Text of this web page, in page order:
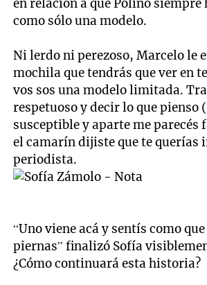
en relación a que Polino siempre
como sólo una modelo.
Ni lerdo ni perezoso, Marcelo le
mochila que tendrás que ver en
vos sos una modelo limitada.
respetuoso y decir lo que pienso
susceptible y aparte me parecés
el camarín dijiste que te querías
periodista.
“Uno viene acá y sentís como
piernas” finalizó Sofía
¿Cómo continuará esta historia?